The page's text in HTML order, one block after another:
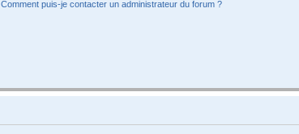
Comment puis-je contacter un administrateur du forum ?